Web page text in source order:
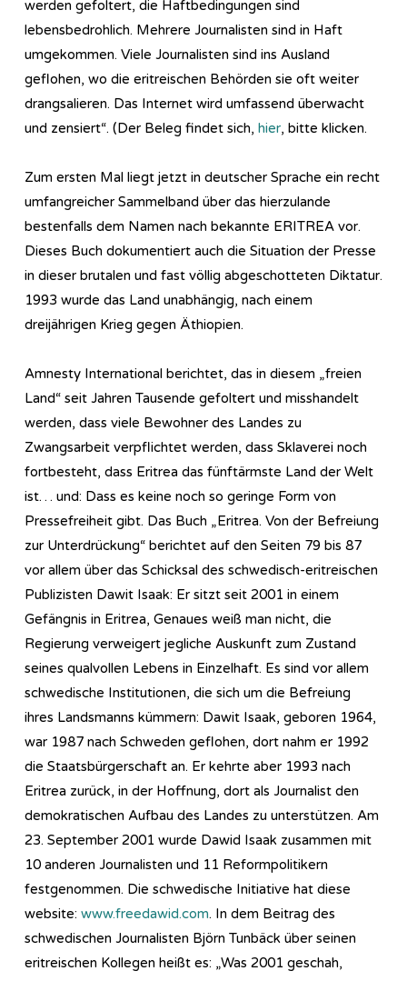
werden gefoltert, die Haftbedingungen sind
lebensbedrohlich. Mehrere Journalisten sind in Haft
umgekommen. Viele Journalisten sind ins Ausland
geflohen, wo die eritreischen Behörden sie oft weiter
drangsalieren. Das Internet wird umfassend überwacht
und zensiert“. (Der Beleg findet sich, hier, bitte klicken.
Zum ersten Mal liegt jetzt in deutscher Sprache ein recht
umfangreicher Sammelband über das hierzulande
bestenfalls dem Namen nach bekannte ERITREA vor.
Dieses Buch dokumentiert auch die Situation der Presse
in dieser brutalen und fast völlig abgeschotteten Diktatur.
1993 wurde das Land unabhängig, nach einem
dreijährigen Krieg gegen Äthiopien.
Amnesty International berichtet, das in diesem „freien
Land“ seit Jahren Tausende gefoltert und misshandelt
werden, dass viele Bewohner des Landes zu
Zwangsarbeit verpflichtet werden, dass Sklaverei noch
fortbesteht, dass Eritrea das fünftärmste Land der Welt
ist… und: Dass es keine noch so geringe Form von
Pressefreiheit gibt. Das Buch „Eritrea. Von der Befreiung
zur Unterdrückung“ berichtet auf den Seiten 79 bis 87
vor allem über das Schicksal des schwedisch-eritreischen
Publizisten Dawit Isaak: Er sitzt seit 2001 in einem
Gefängnis in Eritrea, Genaues weiß man nicht, die
Regierung verweigert jegliche Auskunft zum Zustand
seines qualvollen Lebens in Einzelhaft. Es sind vor allem
schwedische Institutionen, die sich um die Befreiung
ihres Landsmanns kümmern: Dawit Isaak, geboren 1964,
war 1987 nach Schweden geflohen, dort nahm er 1992
die Staatsbürgerschaft an. Er kehrte aber 1993 nach
Eritrea zurück, in der Hoffnung, dort als Journalist den
demokratischen Aufbau des Landes zu unterstützen. Am
23. September 2001 wurde Dawid Isaak zusammen mit
10 anderen Journalisten und 11 Reformpolitikern
festgenommen. Die schwedische Initiative hat diese
website: www.freedawid.com. In dem Beitrag des
schwedischen Journalisten Björn Tunbäck über seinen
eritreischen Kollegen heißt es: „Was 2001 geschah,